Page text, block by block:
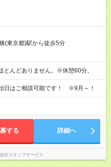
(東京都)駅から徒歩5分
んどありません。※休憩60分。
はご相談可能です！ ※9月～！
する 詳細へ
社スタッフサービス